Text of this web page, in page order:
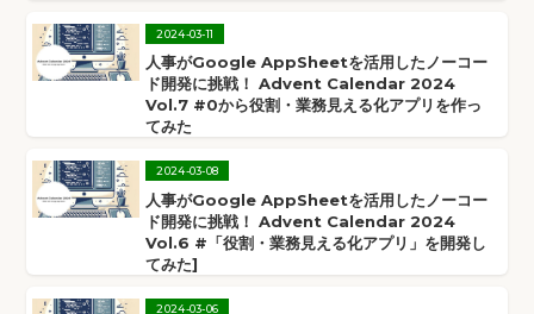
2024-03-11
人事がGoogle AppSheetを活用したノーコー
ド開発に挑戦！ Advent Calendar 2024
Vol.7 #0から役割・業務見える化アプリを作っ
てみた
2024-03-08
人事がGoogle AppSheetを活用したノーコー
ド開発に挑戦！ Advent Calendar 2024
Vol.6 #「役割・業務見える化アプリ」を開発し
てみた]
2024-03-06